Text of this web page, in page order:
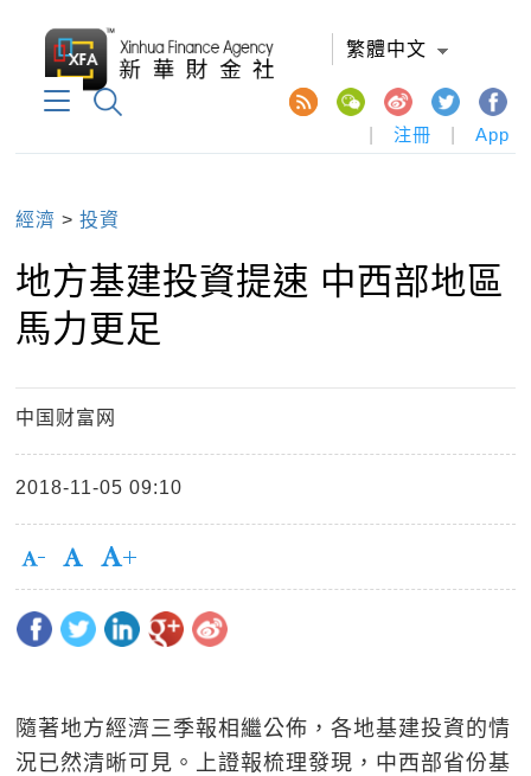
繁體中文
注冊 App
經濟 >投資
​地方基建投資提速 中西部地區
馬力更足
中国财富网
2018-11-05 09:10
隨著地方經濟三季報相繼公佈，各地基建投資的情
況已然清晰可見。上證報梳理發現，中西部省份基